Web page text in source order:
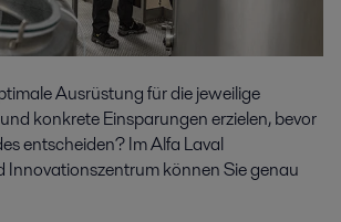
Ausrüstung für die jeweilige
konkrete Einsparungen erzielen, bevor
entscheiden? Im Alfa Laval
können Sie genau